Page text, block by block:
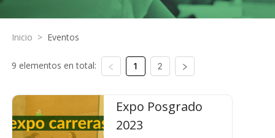
Inicio > Eventos
9 elementos en total: 1 2
Expo Posgrado
2023